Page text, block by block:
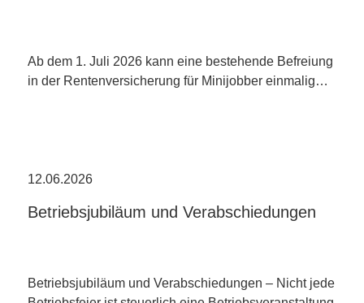
Ab dem 1. Juli 2026 kann eine bestehende Befreiung
in der Rentenversicherung für Minijobber einmalig…
12.06.2026
Betriebsjubiläum und Verabschiedungen
Betriebsjubiläum und Verabschiedungen – Nicht jede